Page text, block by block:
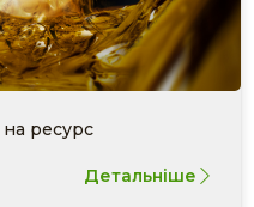
ресурс
Детальніше